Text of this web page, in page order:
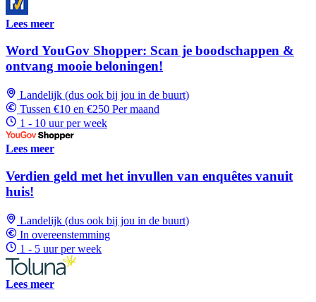
Lees meer
Word YouGov Shopper: Scan je boodschappen &
ontvang mooie beloningen!
Landelijk (dus ook bij jou in de buurt)
Tussen €10 en €250 Per maand
1 - 10 uur per week
Lees meer
Verdien geld met het invullen van enquêtes vanuit
huis!
Landelijk (dus ook bij jou in de buurt)
In overeenstemming
1 - 5 uur per week
Lees meer